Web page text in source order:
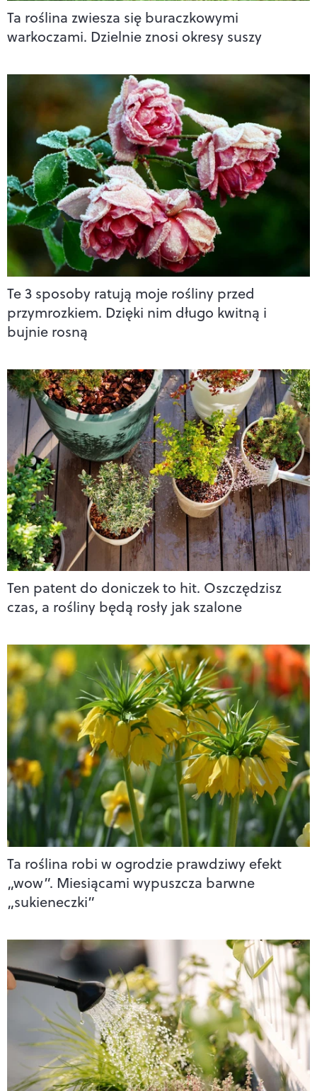
Ta roślina zwiesza się buraczkowymi
warkoczami. Dzielnie znosi okresy suszy
Te 3 sposoby ratują moje rośliny przed
przymrozkiem. Dzięki nim długo kwitną i
bujnie rosną
Ten patent do doniczek to hit. Oszczędzisz
czas, a rośliny będą rosły jak szalone
Ta roślina robi w ogrodzie prawdziwy efekt
„wow”. Miesiącami wypuszcza barwne
„sukieneczki”